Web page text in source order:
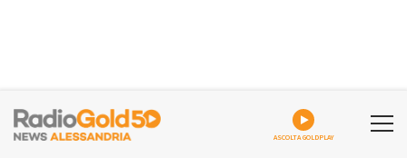
ASCOLTA GOLDPLAY